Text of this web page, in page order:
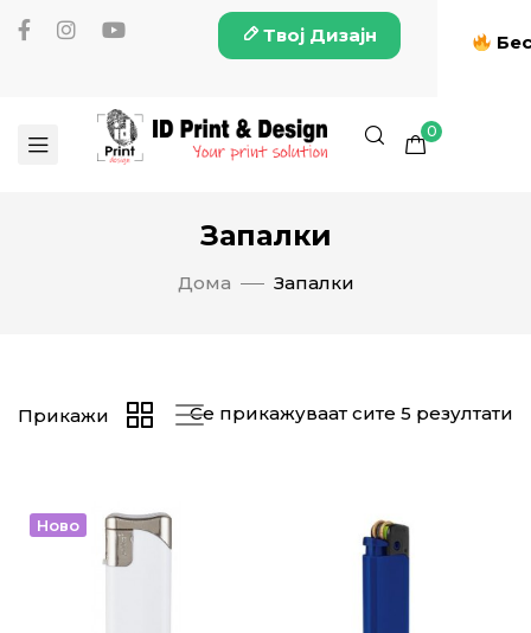
Твој Дизајн
0
Запалки
Дома Запалки
Се прикажуваат сите 5 резултати
Прикажи
Ново